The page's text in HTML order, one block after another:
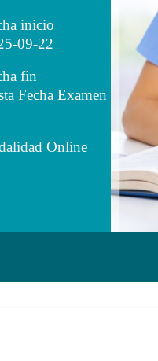
inicio
09-22
fin
Fecha Examen
Online